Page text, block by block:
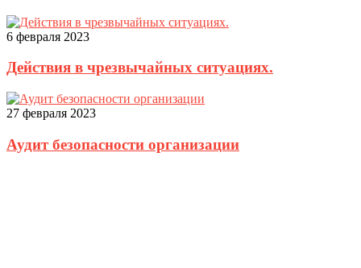
6 февраля 2023
Действия в чрезвычайных ситуациях.
27 февраля 2023
Аудит безопасности организации